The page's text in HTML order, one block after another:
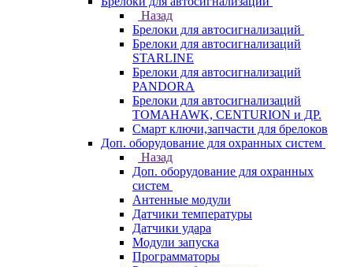
Назад
Брелоки для автосигнализаций
Брелоки для автосигнализаций
STARLINE
Брелоки для автосигнализаций
PANDORA
Брелоки для автосигнализаций
TOMAHAWK, CENTURION и ДР.
Смарт ключи,запчасти для брелоков
Доп. оборудование для охранных систем
Назад
Доп. оборудование для охранных
систем
Антенные модули
Датчики температуры
Датчики удара
Модули запуска
Программаторы